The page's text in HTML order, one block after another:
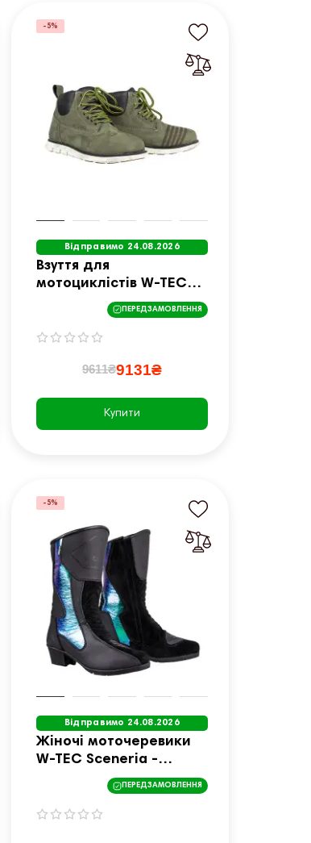
-5%
Відправимо 24.08.2026
Взуття для
мотоциклістів W-TEC
Exetero Olive -
Оливково-зелений / 45
ПЕРЕДЗАМОВЛЕННЯ
9611₴9131₴
Купити
-5%
Відправимо 24.08.2026
Жіночі моточеревики
W-TEC Sceneria -
чорний / 38
ПЕРЕДЗАМОВЛЕННЯ